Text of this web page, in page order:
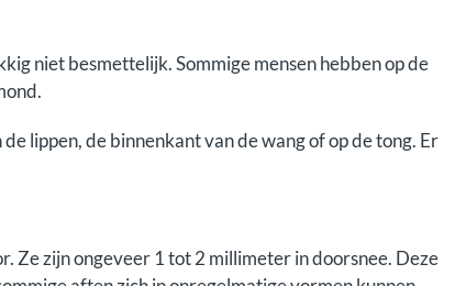
niet besmettelijk. Sommige mensen hebben op de
lippen, de binnenkant van de wang of op de tong. Er
Ze zijn ongeveer 1 tot 2 millimeter in doorsnee. Deze